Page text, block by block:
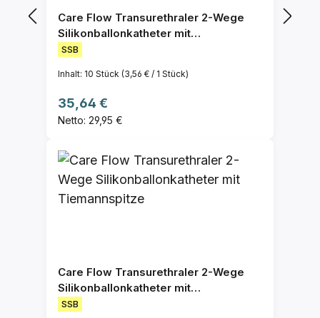
Care Flow Transurethraler 2-Wege
Silikonballonkatheter mit
Nelatonspitze
SSB
Inhalt: 10 Stück (3,56 € / 1 Stück)
Regulärer Preis:
35,64 €
Netto: 29,95 €
Care Flow Transurethraler 2-Wege
Silikonballonkatheter mit
Tiemannspitze
SSB